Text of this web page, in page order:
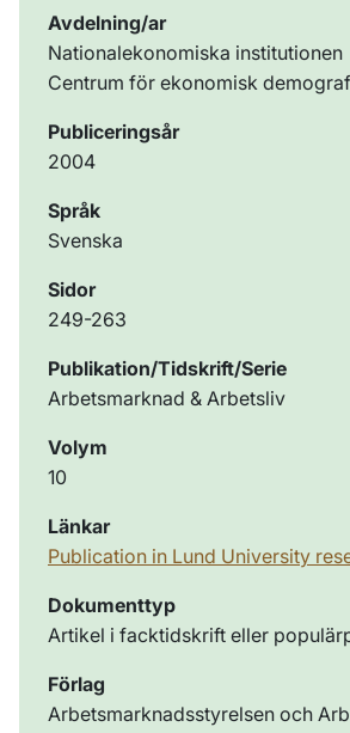
Avdelning/ar
Nationalekonomiska institutionen
Centrum för ekonomisk
Publiceringsår
2004
Språk
Svenska
Sidor
249-263
Publikation/Tidskrift/Serie
Arbetsmarknad & Arbetsliv
Volym
10
Länkar
Publication in Lund University
Dokumenttyp
Artikel i facktidskrift eller
Förlag
Arbetsmarknadsstyrelsen och